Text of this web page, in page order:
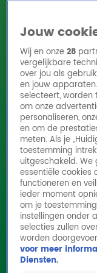
HomeActiesRadioshows
Radio luisteren
Volg Radio 10
Zoeken
HomeOnline Radio
Queen Must
Tribute]
17 feb 2022, 16:24
Jouw
Wij en onze28
vergelijkbare
over jou als
en jouw
selecteert,
om onze
personaliseren,
en om de
meten. Als je
toestemming
uitgeschakeld. We
essentiële
functioneren en
ieder moment
om je
instellingen onder
selecties zullen
worden
voor meer
Diensten.